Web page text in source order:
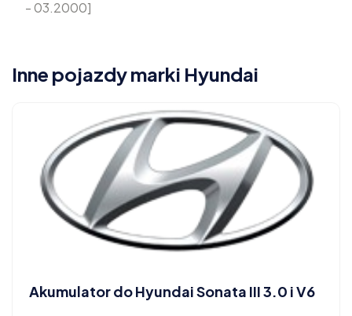
- 03.2000]
Inne pojazdy marki Hyundai
Akumulator do Hyundai Sonata III 3.0 i V6